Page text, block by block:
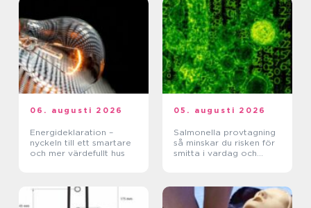
06. augusti 2026
Energideklaration –
nyckeln till ett smartare
och mer värdefullt hus
05. augusti 2026
Salmonella provtagning
så minskar du risken för
smitta i vardag och